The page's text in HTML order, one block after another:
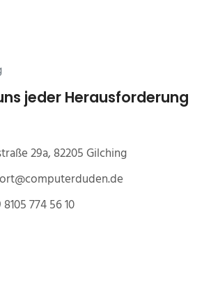
jeder Herausforderung
29a, 82205 Gilching
774 56 10